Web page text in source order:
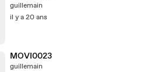
guillemain
il y a 20 ans
MOVI0023
guillemain